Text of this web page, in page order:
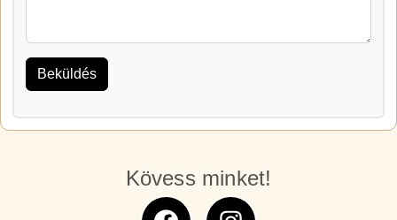
Kövess minket!